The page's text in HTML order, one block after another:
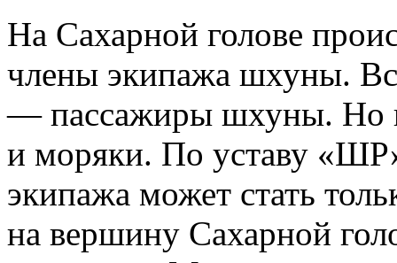
На Сахарной голове
члены экипажа шхуны.
— пассажиры шхуны. Но
и моряки. По уставу
экипажа может стать
на вершину Сахарной